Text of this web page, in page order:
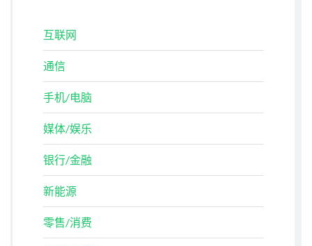
互联网
通信
手机/电脑
媒体/娱乐
银行/金融
新能源
零售/消费